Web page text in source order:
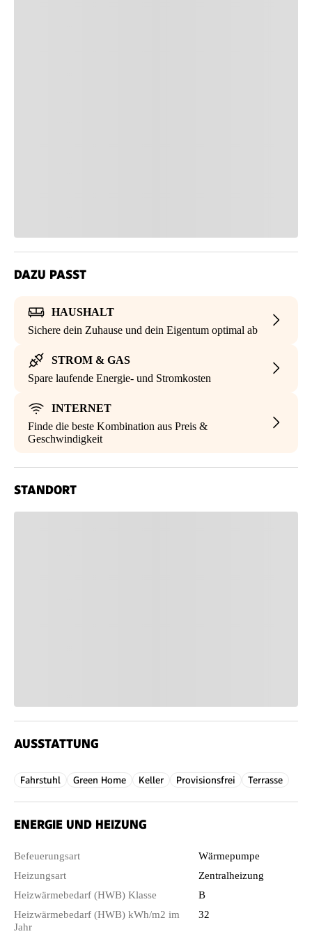
DAZU PASST
HAUSHALT
Sichere dein Zuhause und dein Eigentum optimal ab
STROM & GAS
Spare laufende Energie- und Stromkosten
INTERNET
Finde die beste Kombination aus Preis &
Geschwindigkeit
STANDORT
AUSSTATTUNG
Fahrstuhl Green Home Keller Provisionsfrei Terrasse
ENERGIE UND HEIZUNG
Befeuerungsart
Wärmepumpe
Heizungsart
Zentralheizung
Heizwärmebedarf (HWB) Klasse
B
Heizwärmebedarf (HWB) kWh/m2 im
Jahr
32